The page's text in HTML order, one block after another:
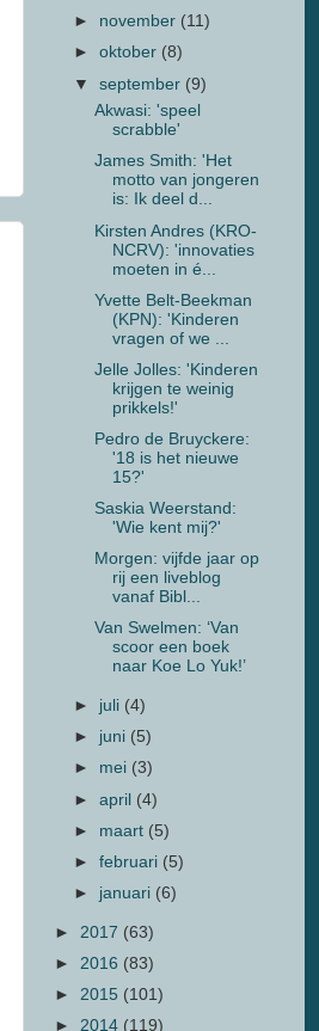
► november (11)
►oktober (8)
▼september (9)
Akwasi: 'speel
scrabble'
James Smith: 'Het
motto van jongeren
is: Ik deel d...
Kirsten Andres (KRO-
NCRV): 'innovaties
moeten in é...
Yvette Belt-Beekman
(KPN): 'Kinderen
vragen of we ...
Jelle Jolles: 'Kinderen
krijgen te weinig
prikkels!'
Pedro de Bruyckere:
'18 is het nieuwe
15?'
Saskia Weerstand:
'Wie kent mij?'
Morgen: vijfde jaar op
rij een liveblog
vanaf Bibl...
Van Swelmen: ‘Van
scoor een boek
naar Koe Lo Yuk!’
► juli (4)
► juni (5)
► mei (3)
►april (4)
► maart (5)
►februari (5)
► januari (6)
► 2017 (63)
► 2016 (83)
► 2015 (101)
► 2014 (119)